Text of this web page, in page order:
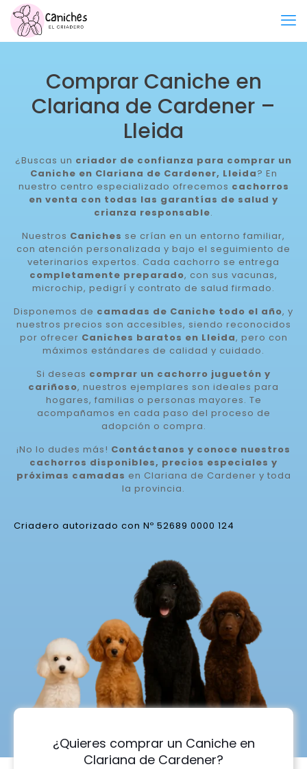
Comprar Caniche en
Clariana de Cardener –
Lleida
¿Buscas un criador de confianza para comprar un
Caniche en Clariana de Cardener, Lleida? En
nuestro centro especializado ofrecemos cachorros
en venta con todas las garantías de salud y
crianza responsable.
Nuestros Caniches se crían en un entorno familiar,
con atención personalizada y bajo el seguimiento de
veterinarios expertos. Cada cachorro se entrega
completamente preparado, con sus vacunas,
microchip, pedigrí y contrato de salud firmado.
Disponemos de camadas de Caniche todo el año, y
nuestros precios son accesibles, siendo reconocidos
por ofrecer Caniches baratos en Lleida, pero con
máximos estándares de calidad y cuidado.
Si deseas comprar un cachorro juguetón y
cariñoso, nuestros ejemplares son ideales para
hogares, familias o personas mayores. Te
acompañamos en cada paso del proceso de
adopción o compra.
¡No lo dudes más! Contáctanos y conoce nuestros
cachorros disponibles, precios especiales y
próximas camadas en Clariana de Cardener y toda
la provincia.
Criadero autorizado con Nº 52689 0000 124
¿Quieres comprar un Caniche en
Clariana de Cardener?